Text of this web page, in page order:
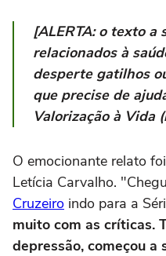
[ALERTA: o texto a
relacionados à
desperte gatilhos
que precise de
Valorização à Vida
O emocionante relato
Letícia Carvalho.
Cruzeiro indo para a
muito com as críticas.
depressão, começou